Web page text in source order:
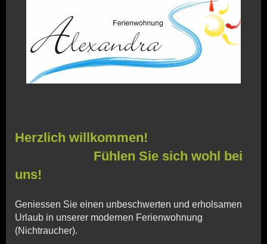
Herzlich willkommen!
Fühlen Sie sich wohl bei
uns!
Geniessen Sie einen unbeschwerten und erholsamen
Urlaub in unserer modernen Ferienwohnung
(Nichtraucher).